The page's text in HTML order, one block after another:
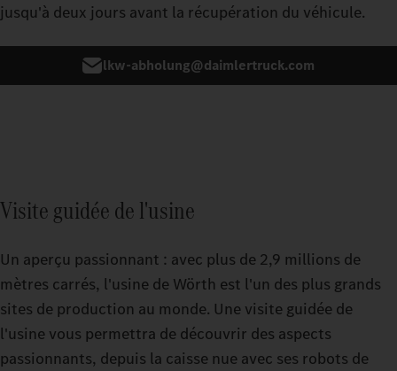
jusqu'à deux jours avant la récupération du véhicule.
lkw-abholung@daimlertruck.com
Visite guidée de l'usine
Un aperçu passionnant : avec plus de 2,9 millions de
mètres carrés, l'usine de Wörth est l'un des plus grands
sites de production au monde. Une visite guidée de
l'usine vous permettra de découvrir des aspects
passionnants, depuis la caisse nue avec ses robots de